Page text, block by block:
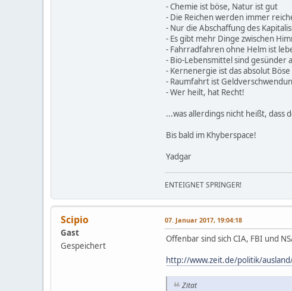
- Chemie ist böse, Natur ist gut
- Die Reichen werden immer
- Nur die Abschaffung des
- Es gibt mehr Dinge zwischen
- Fahrradfahren ohne Helm ist
- Bio-Lebensmittel sind gesünder
- Kernenergie ist das absolut Böse
- Raumfahrt ist
- Wer heilt, hat Recht!
...was allerdings nicht heißt, dass
Bis bald im Khyberspace!
Yadgar
ENTEIGNET SPRINGER!
Scipio
Gast
Gespeichert
07. Januar 2017, 19:04:18
Offenbar sind sich CIA, FBI und
http://www.zeit.de/politik/
Zitat